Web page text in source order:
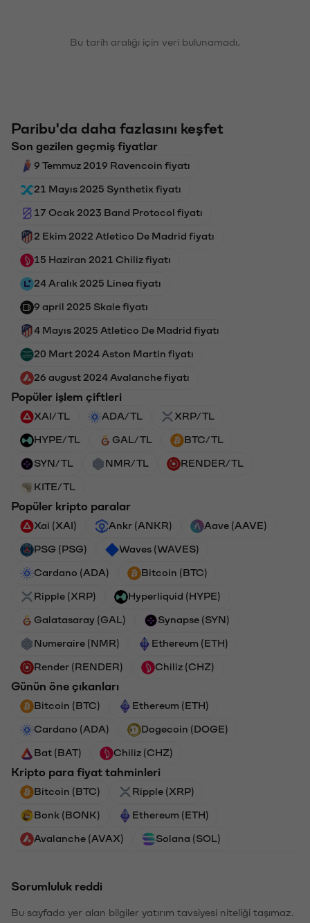
Bu tarih aralığı için veri bulunamadı.
Paribu'da daha fazlasını keşfet
Son gezilen geçmiş fiyatlar
9 Temmuz 2019 Ravencoin fiyatı
21 Mayıs 2025 Synthetix fiyatı
17 Ocak 2023 Band Protocol fiyatı
2 Ekim 2022 Atletico De Madrid fiyatı
15 Haziran 2021 Chiliz fiyatı
24 Aralık 2025 Linea fiyatı
9 april 2025 Skale fiyatı
4 Mayıs 2025 Atletico De Madrid fiyatı
20 Mart 2024 Aston Martin fiyatı
26 august 2024 Avalanche fiyatı
Popüler işlem çiftleri
XAI/TL ADA/TL XRP/TL
HYPE/TL GAL/TL BTC/TL
SYN/TL NMR/TL RENDER/TL
KITE/TL
Popüler kripto paralar
Xai (XAI) Ankr (ANKR) Aave (AAVE)
PSG (PSG) Waves (WAVES)
Cardano (ADA) Bitcoin (BTC)
Ripple (XRP) Hyperliquid (HYPE)
Galatasaray (GAL) Synapse (SYN)
Numeraire (NMR) Ethereum (ETH)
Render (RENDER) Chiliz (CHZ)
Günün öne çıkanları
Bitcoin (BTC) Ethereum (ETH)
Cardano (ADA) Dogecoin (DOGE)
Bat (BAT) Chiliz (CHZ)
Kripto para fiyat tahminleri
Bitcoin (BTC) Ripple (XRP)
Bonk (BONK) Ethereum (ETH)
Avalanche (AVAX) Solana (SOL)
Sorumluluk reddi
Bu sayfada yer alan bilgiler yatırım tavsiyesi niteliği taşımaz.